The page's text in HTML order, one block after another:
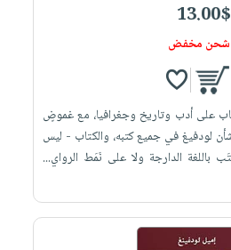
13.00$
شحن مخفض
على أدب وتاريخ وجغرافيا، مع غموضٍ
شأن لودفيغ في جميع كتبه، والكتاب - ليس
باللغة الدارجة ولا على نَمَط الرواي...